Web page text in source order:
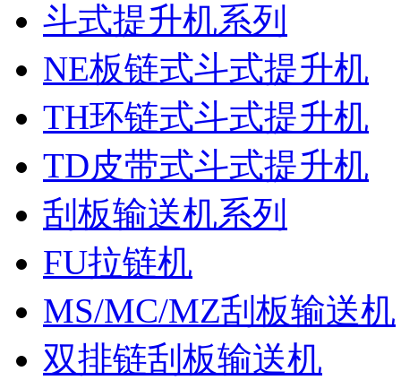
斗式提升机系列
NE板链式斗式提升机
TH环链式斗式提升机
TD皮带式斗式提升机
刮板输送机系列
FU拉链机
MS/MC/MZ刮板输送机
双排链刮板输送机